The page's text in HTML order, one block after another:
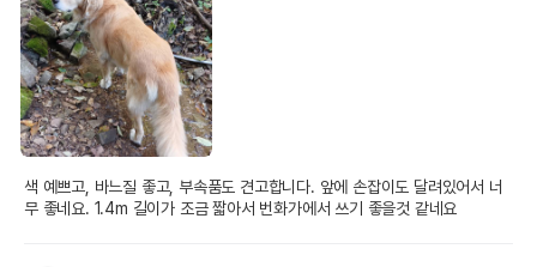
색 예쁘고, 바느질 좋고, 부속품도 견고합니다. 앞에 손잡이도 달려있어서 너
무 좋네요. 1.4m 길이가 조금 짧아서 번화가에서 쓰기 좋을것 같네요